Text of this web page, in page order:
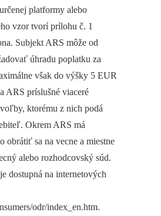
platformy alebo
vzor tvorí prílohu č. 1
Subjekt ARS môže od
úhradu poplatku za
však do výšky 5 EUR
ARS príslušné viaceré
ktorému z nich podá
Okrem ARS má
obrátiť sa na vecne a miestne
alebo rozhodcovský súd.
dostupná na internetových
odr/index_en.htm.